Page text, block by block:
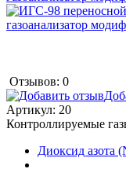
Отзывов: 0
Артикул: 20
Контроллируемые
Диоксид азота